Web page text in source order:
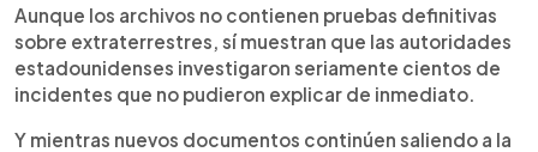
Aunque los archivos no contienen pruebas definitivas
sobre extraterrestres, sí muestran que las autoridades
estadounidenses investigaron seriamente cientos de
incidentes que no pudieron explicar de inmediato.
Y mientras nuevos documentos continúen saliendo a la